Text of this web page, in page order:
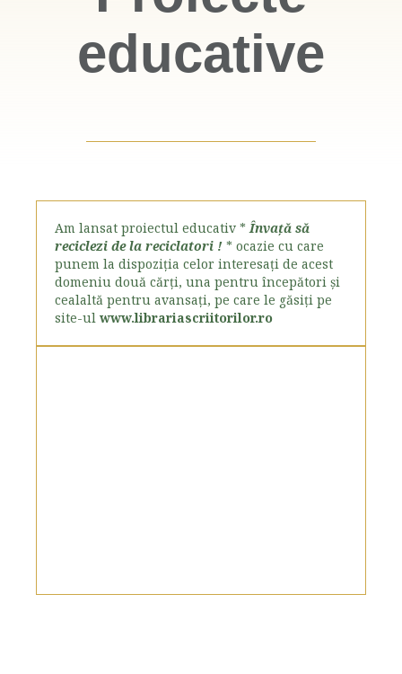
educative
Am lansat proiectul educativ *Învață să
reciclezi de la reciclatori ! * ocazie cu care
punem la dispoziția celor interesați de acest
domeniu două cărți, una pentru începători și
cealaltă pentru avansați, pe care le găsiți pe
site-ul www.librariascriitorilor.ro